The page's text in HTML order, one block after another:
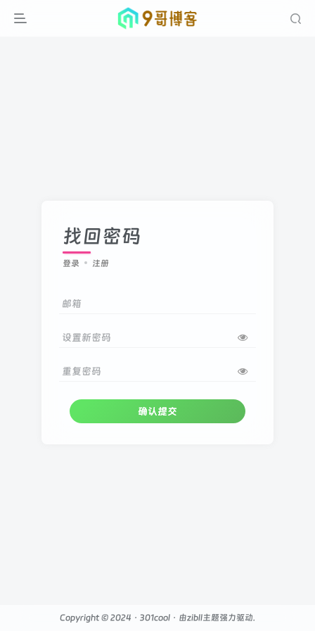
找回密码
登录 注册
邮箱
设置新密码
重复密码
确认提交
Copyright © 2024 · 301cool · 由zibll主题强力驱动.